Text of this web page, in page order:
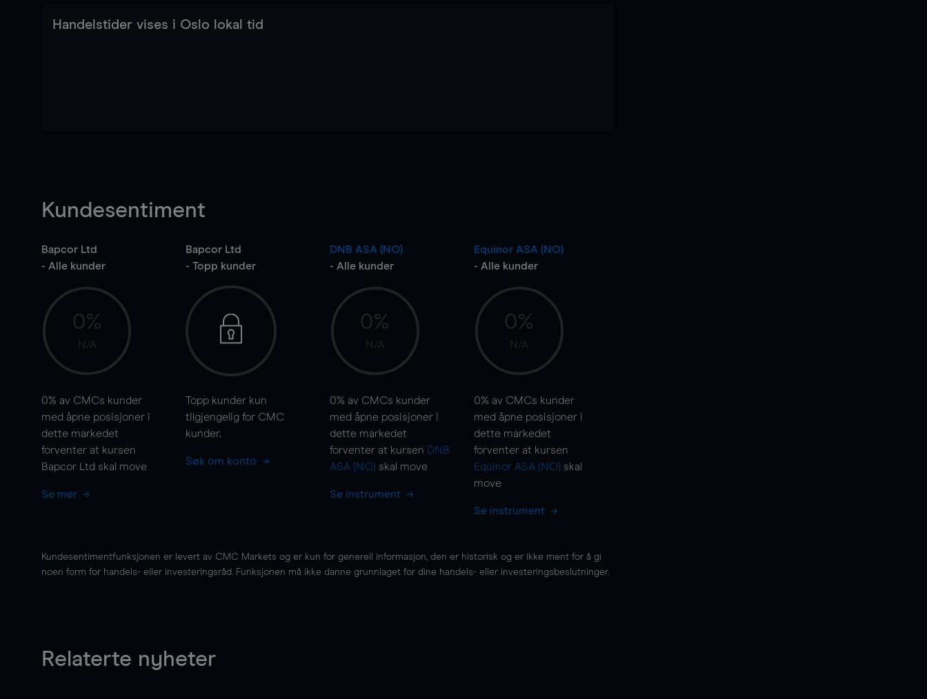
Handelstider vises i Oslo lokal tid
Kundesentiment
Bapcor Ltd
- Alle kunder
0%
N/A
0% av CMCs kunder
med åpne posisjoner i
dette markedet
forventer at kursen
Bapcor Ltd skal move
Se mer
Bapcor Ltd
- Topp kunder
Topp kunder kun
tilgjengelig for CMC
kunder.
Søk om konto
DNB ASA (NO)
- Alle kunder
0%
N/A
0% av CMCs kunder
med åpne posisjoner i
dette markedet
forventer at kursen DNB
ASA (NO) skal move
Se instrument
Equinor ASA (NO)
- Alle kunder
0%
N/A
0% av CMCs kunder
med åpne posisjoner i
dette markedet
forventer at kursen
Equinor ASA (NO) skal
move
Se instrument
Kundesentimentfunksjonen er levert av CMC Markets og er kun for generell informasjon, den er historisk og er ikke ment for å gi
noen form for handels- eller investeringsråd. Funksjonen må ikke danne grunnlaget for dine handels- eller investeringsbeslutninger.
Relaterte nyheter